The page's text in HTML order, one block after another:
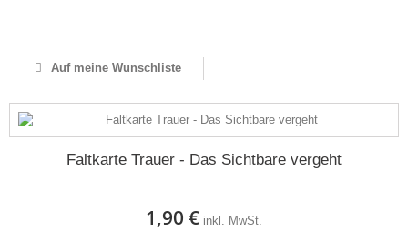
Auf meine Wunschliste
Faltkarte Trauer - Das Sichtbare vergeht
1,90 € inkl. MwSt.